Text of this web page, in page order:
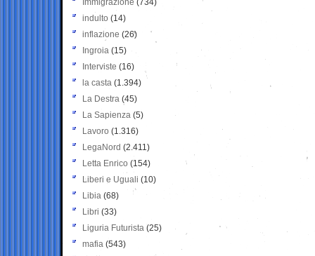
Immigrazione (734)
indulto (14)
inflazione (26)
Ingroia (15)
Interviste (16)
la casta (1.394)
La Destra (45)
La Sapienza (5)
Lavoro (1.316)
LegaNord (2.411)
Letta Enrico (154)
Liberi e Uguali (10)
Libia (68)
Libri (33)
Liguria Futurista (25)
mafia (543)